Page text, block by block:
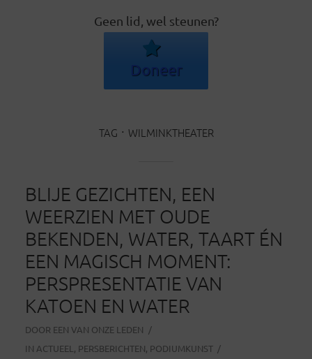
Geen lid, wel steunen?
Doneer
TAG WILMINKTHEATER
BLIJE GEZICHTEN, EEN
WEERZIEN MET OUDE
BEKENDEN, WATER, TAART ÉN
EEN MAGISCH MOMENT:
PERSPRESENTATIE VAN
KATOEN EN WATER
DOOR EEN VAN ONZE LEDEN
IN ACTUEEL , PERSBERICHTEN, PODIUMKUNST